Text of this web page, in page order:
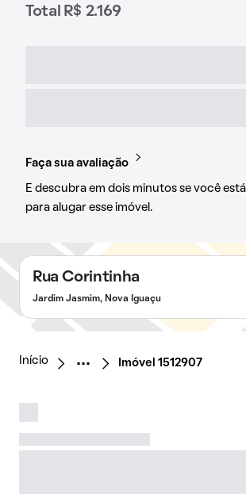
Total R$ 2.169
Faça sua avaliação
E descubra em dois minutos se você
para alugar esse imóvel.
Rua Corintinha
Jardim Jasmim, Nova Iguaçu
Início Imóvel 1512907